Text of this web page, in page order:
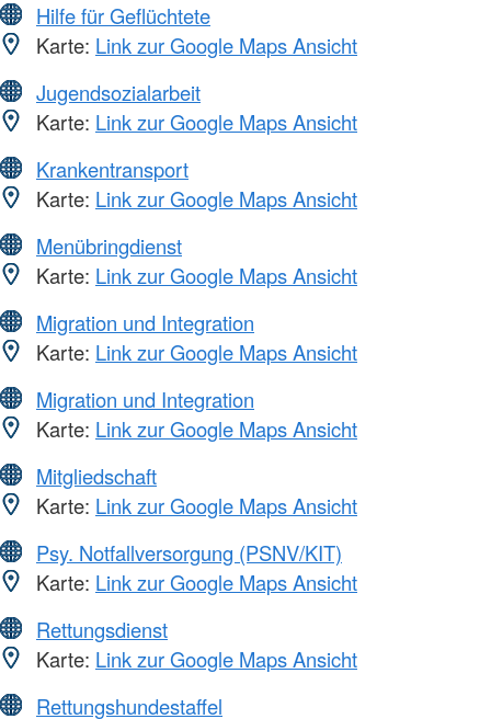
Hilfe für Geflüchtete
Karte: Link zur Google Maps Ansicht
Jugendsozialarbeit
Karte: Link zur Google Maps Ansicht
Krankentransport
Karte: Link zur Google Maps Ansicht
Menübringdienst
Karte: Link zur Google Maps Ansicht
Migration und Integration
Karte: Link zur Google Maps Ansicht
Migration und Integration
Karte: Link zur Google Maps Ansicht
Mitgliedschaft
Karte: Link zur Google Maps Ansicht
Psy. Notfallversorgung (PSNV/KIT)
Karte: Link zur Google Maps Ansicht
Rettungsdienst
Karte: Link zur Google Maps Ansicht
Rettungshundestaffel